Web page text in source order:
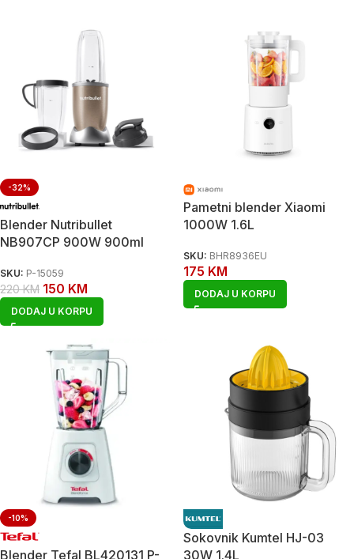
-32%
Blender Nutribullet
NB907CP 900W 900ml
SKU: P-15059
220KM 150 KM
DODAJ U KORPU
Pametni blender Xiaomi
1000W 1.6L
SKU: BHR8936EU
175 KM
DODAJ U KORPU
-10%
Blender Tefal BL420131 P-
Sokovnik Kumtel HJ-03
30W 1.4L